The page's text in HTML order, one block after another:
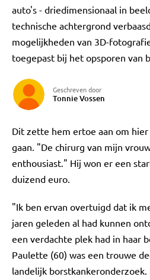
auto's - driedimensionaal in
technische achtergrond
mogelijkheden van 3D-
toegepast bij het opsporen van
Geschreven door
Tonnie Vossen
Dit zette hem ertoe aan om
gaan. "De chirurg van mijn
enthousiast." Hij won er een
duizend euro.
"Ik ben ervan overtuigd dat ik
jaren geleden al had kunnen
een verdachte plek had in haar
Paulette (60) was een trouwe
landelijk